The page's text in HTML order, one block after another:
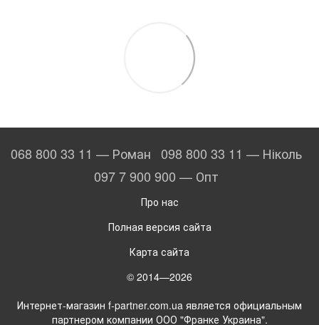
068 800 33 11 — Роман 098 800 33 11 — Ніколь
097 7 900 900 — Опт
Про нас
Полная версия сайта
Карта сайта
© 2014—2026
Интернет-магазин f-partner.com.ua является официальным
партнером компании ООО "Франке Украина".